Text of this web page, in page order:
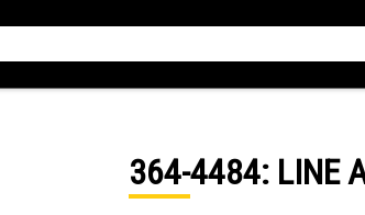
364-4484: LINE